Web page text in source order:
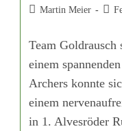
Martin Meier
Team
einem
Archers konnte
einem
in 1. Alvesröder